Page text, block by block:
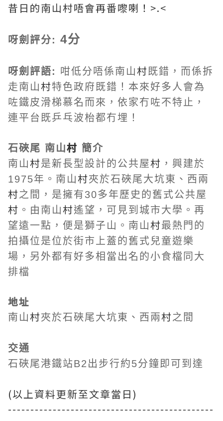
昔日的南山村唔會再番嚟喇！>.<
呀劍評分: 4分
呀劍評語: 咁低分唔係南山村既錯，而係拆
走南山村特色政府既錯！本來好多人會為
咗鐵皮滑梯慕名而來，依家冇咗不特止，
連平台既乒乓波枱都冇埋！
石硤尾 南山村 簡介
南山村是新長型設計的公共屋村 ，興建於
1975年。 南山村夾於石硤尾大坑東、西兩
村之間，是擁有30多年歷史的舊式公共屋
村 。由南山村遙望，可見到城市大學。再
望遠一點，便是獅子山。 南山村最熱門的
拍攝位是位於街市上蓋的舊式兒童遊樂
場，另外都有好多相當出名的小食檔同大
排檔
地址
南山村夾於石硤尾大坑東、西兩村之間
交通
石硤尾港鐵站B2出步行約5分鐘即可到達
(以上資料更新至文章當日)
----------------------------------------------